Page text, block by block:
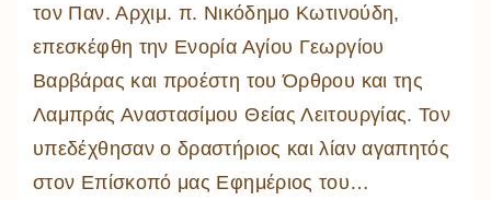
τον Παν. Αρχιμ. π. Νικόδημο Κωτινούδη,
επεσκέφθη την Ενορία Αγίου Γεωργίου
Βαρβάρας και προέστη του Όρθρου και της
Λαμπράς Αναστασίμου Θείας Λειτουργίας. Τον
υπεδέχθησαν ο δραστήριος και λίαν αγαπητός
στον Επίσκοπό μας Εφημέριος του…